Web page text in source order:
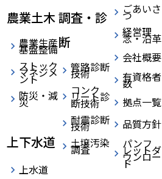
農業土木
農業生産
基盤整備
ストック
マネジメ
ント
防災・減
災
上下水道
上水道
調査・診
断
管路診断
技術
コンク
リート診
断技術
耐震診断
技術
土壌汚染
調査
ごあいさ
つ
経営理
念・沿革
会社概要
有資格者
数
拠点一覧
品質方針
パンフ
レットダ
ウンロー
ド